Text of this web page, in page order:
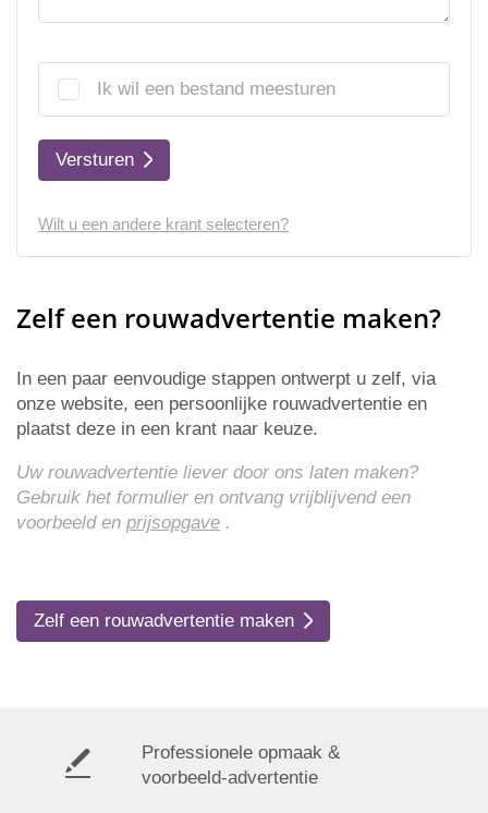
Ik wil een bestand meesturen
Versturen
Wilt u een andere krant selecteren?
Zelf een rouwadvertentie maken?
In een paar eenvoudige stappen ontwerpt u zelf, via
onze website, een persoonlijke rouwadvertentie en
plaatst deze in een krant naar keuze.
Uw rouwadvertentie liever door ons laten maken?
Gebruik het formulier en ontvang vrijblijvend een
voorbeeld en prijsopgave .
Zelf een rouwadvertentie maken
Professionele opmaak &
voorbeeld-advertentie